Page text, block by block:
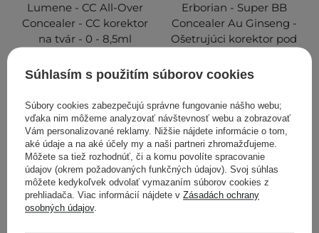
Lumene - CC All-Over
Concealer - CC korektor
na tvár - 0 - 8,5ml
14,70 €
PRIDAŤ DO KOŠÍKA
Erborian - Super BB
Concealer Au Ginseng -
Ošetrujúci korektor pod
43,00 €
PRIDAŤ DO KOŠÍKA
Súhlasím s použitím súborov cookies
Súbory cookies zabezpečujú správne fungovanie nášho webu;
vďaka nim môžeme analyzovať návštevnosť webu a zobrazovať
Vám personalizované reklamy. Nižšie nájdete informácie o tom,
aké údaje a na aké účely my a naši partneri zhromažďujeme.
Môžete sa tiež rozhodnúť, či a komu povolíte spracovanie
údajov (okrem požadovaných funkčných údajov). Svoj súhlas
môžete kedykoľvek odvolať vymazaním súborov cookies z
prehliadača. Viac informácií nájdete v Zásadách ochrany
osobných údajov.